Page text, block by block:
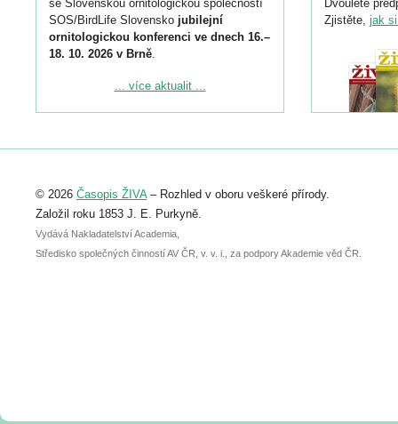
se Slovenskou ornitologickou společností
SOS/BirdLife Slovensko jubilejní
ornitologickou konferenci ve dnech 16.–
18. 10. 2026 v Brně.
Podrobnější informace ke konferenci
Registrovat se můžete do 6. září.
abstraktu přihlášené přednášky nebo
posteru je už 30. června.
... více aktualit ...
Dvouleté
Zjistěte, jak
© 2026 Časopis ŽIVA– Rozhled v oboru veškeré přírody.
Založil roku 1853 J. E. Purkyně.
Vydává Nakladatelství Academia,
Středisko společných činností AV ČR, v. v. i., za podpory Akademie věd ČR.